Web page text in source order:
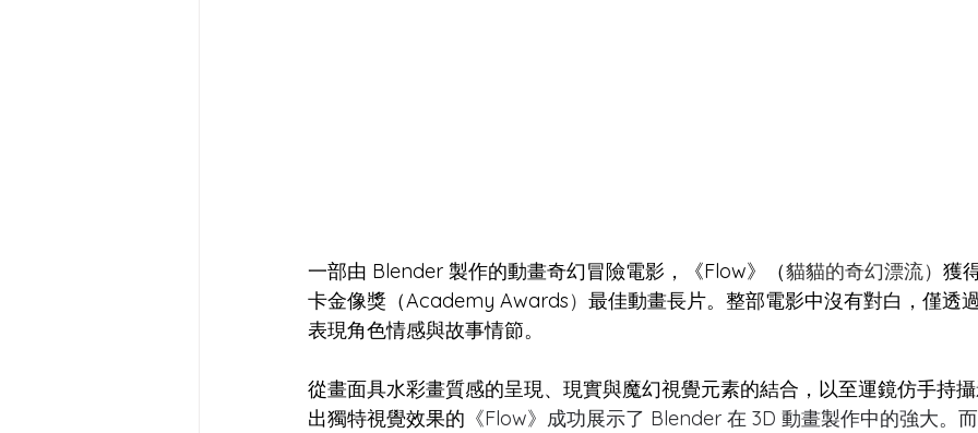
一部由 Blender 製作的動畫奇幻冒險電影，《Flow》（貓貓的奇幻漂流） 獲
卡金像獎（Academy Awards） 最佳動畫長片。整部電影中沒有對白，僅透
表現角色情感與故事情節。
從畫面具水彩畫質感的呈現、現實與魔幻視覺元素的結合，以至運鏡仿手持
出獨特視覺效果的 《Flow》成功展示了 Blender 在 3D 動畫製作中的強大。而